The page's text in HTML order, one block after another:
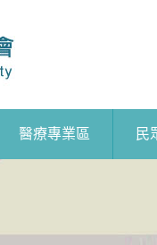
醫療專業區 民